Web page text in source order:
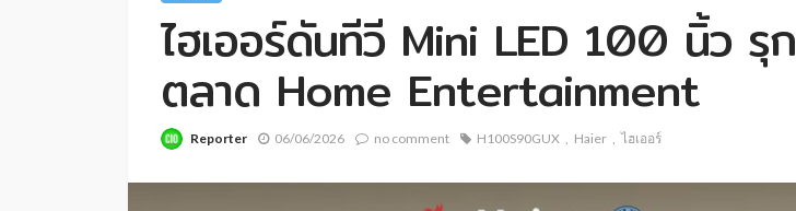
ไฮเออร์ดันทีวี Mini LED 100 นิ้ว รุก
ตลาด Home Entertainment
Reporter 06/06/2026 no comment H100S90GUX Haier ไฮเออร์